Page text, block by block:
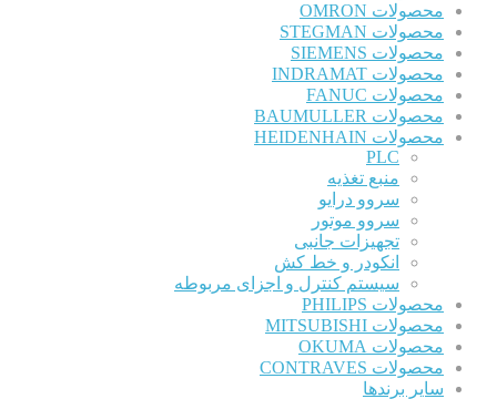
محصولات OMRON
محصولات STEGMAN
محصولات SIEMENS
محصولات INDRAMAT
محصولات FANUC
محصولات BAUMULLER
محصولات HEIDENHAIN
PLC
منبع تغذیه
سروو درایو
سروو موتور
تجهیزات جانبی
انکودر و خط کش
سیستم کنترل و اجزای مربوطه
محصولات PHILIPS
محصولات MITSUBISHI
محصولات OKUMA
محصولات CONTRAVES
سایر برندها